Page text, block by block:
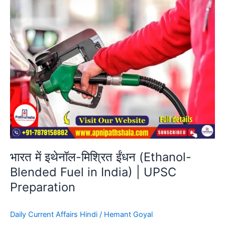
भारत में इथेनॉल-मिश्रित ईंधन (Ethanol-
Blended Fuel in India) | UPSC
Preparation
Daily Current Affairs Hindi / Hemant Goyal
Blended
in
India)
|
UPSC
Preparation